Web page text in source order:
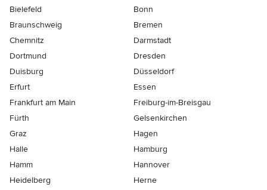
Bielefeld
Bonn
Braunschweig
Bremen
Chemnitz
Darmstadt
Dortmund
Dresden
Duisburg
Düsseldorf
Erfurt
Essen
Frankfurt am Main
Freiburg-im-Breisgau
Fürth
Gelsenkirchen
Graz
Hagen
Halle
Hamburg
Hamm
Hannover
Heidelberg
Herne